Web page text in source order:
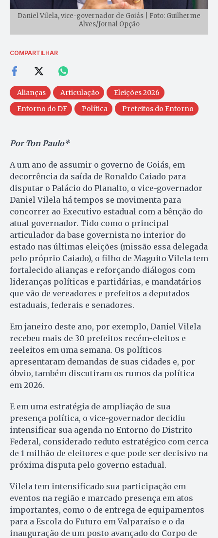
Daniel Vilela, vice-governador de Goiás | Foto: Guilherme
Alves/Jornal Opção
COMPARTILHAR
Alianças Articulação
Eleições 2026
Entorno do DF
Política Prefeitos do Entorno
Por Ton Paulo*
A um ano de assumir o governo de Goiás, em
decorrência da saída de Ronaldo Caiado para
disputar o Palácio do Planalto, o vice-governador
Daniel Vilela há tempos se movimenta para
concorrer ao Executivo estadual com a bênção do
atual governador. Tido como o principal
articulador da base governista no interior do
estado nas últimas eleições (missão essa delegada
pelo próprio Caiado), o filho de Maguito Vilela tem
fortalecido alianças e reforçando diálogos com
lideranças políticas e partidárias, e mandatários
que vão de vereadores e prefeitos a deputados
estaduais, federais e senadores.
Em janeiro deste ano, por exemplo, Daniel Vilela
recebeu mais de 30 prefeitos recém-eleitos e
reeleitos em uma semana. Os políticos
apresentaram demandas de suas cidades e, por
óbvio, também discutiram os rumos da política
em 2026.
E em uma estratégia de ampliação de sua
presença política, o vice-governador decidiu
intensificar sua agenda no Entorno do Distrito
Federal, considerado reduto estratégico com cerca
de 1 milhão de eleitores e que pode ser decisivo na
próxima disputa pelo governo estadual.
Vilela tem intensificado sua participação em
eventos na região e marcado presença em atos
importantes, como o de entrega de equipamentos
para a Escola do Futuro em Valparaíso e o da
inauguração de um posto avançado do Corpo de